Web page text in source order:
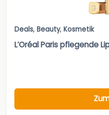
Deals, Beauty, Kosmetik
L’Oréal Paris pflegende